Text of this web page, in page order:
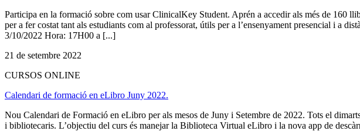
Participa en la formació sobre com usar ClinicalKey Student. Aprén a accedir als més de 160
per a fer costat tant als estudiants com al professorat, útils per a l’ensenyament presencial i a
3/10/2022 Hora: 17H00 a [...]
21 de setembre 2022
CURSOS ONLINE
Calendari de formació en eLibro Juny 2022.
Nou Calendari de Formació en eLibro per als mesos de Juny i Setembre de 2022. Tots el
i bibliotecaris. L’objectiu del curs és manejar la Biblioteca Virtual eLibro i la nova app de